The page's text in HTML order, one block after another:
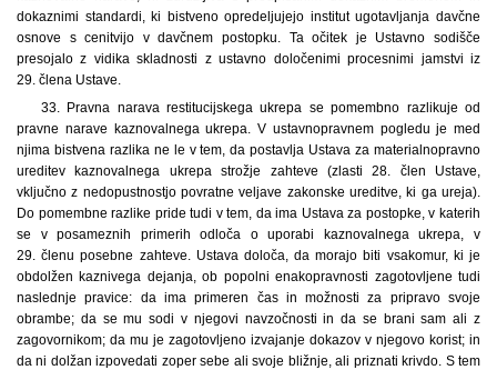
dokaznimi standardi, ki bistveno opredeljujejo institut ugotavljanja davčne
osnove s cenitvijo v davčnem postopku. Ta očitek je Ustavno sodišče
presojalo z vidika skladnosti z ustavno določenimi procesnimi jamstvi iz
29. člena Ustave.
33. Pravna narava restitucijskega ukrepa se pomembno razlikuje od
pravne narave kaznovalnega ukrepa. V ustavnopravnem pogledu je med
njima bistvena razlika ne le v tem, da postavlja Ustava za materialnopravno
ureditev kaznovalnega ukrepa strožje zahteve (zlasti 28. člen Ustave,
vključno z nedopustnostjo povratne veljave zakonske ureditve, ki ga ureja).
Do pomembne razlike pride tudi v tem, da ima Ustava za postopke, v katerih
se v posameznih primerih odloča o uporabi kaznovalnega ukrepa, v
29. členu posebne zahteve. Ustava določa, da morajo biti vsakomur, ki je
obdolžen kaznivega dejanja, ob popolni enakopravnosti zagotovljene tudi
naslednje pravice: da ima primeren čas in možnosti za pripravo svoje
obrambe; da se mu sodi v njegovi navzočnosti in da se brani sam ali z
zagovornikom; da mu je zagotovljeno izvajanje dokazov v njegovo korist; in
da ni dolžan izpovedati zoper sebe ali svoje bližnje, ali priznati krivdo. S tem